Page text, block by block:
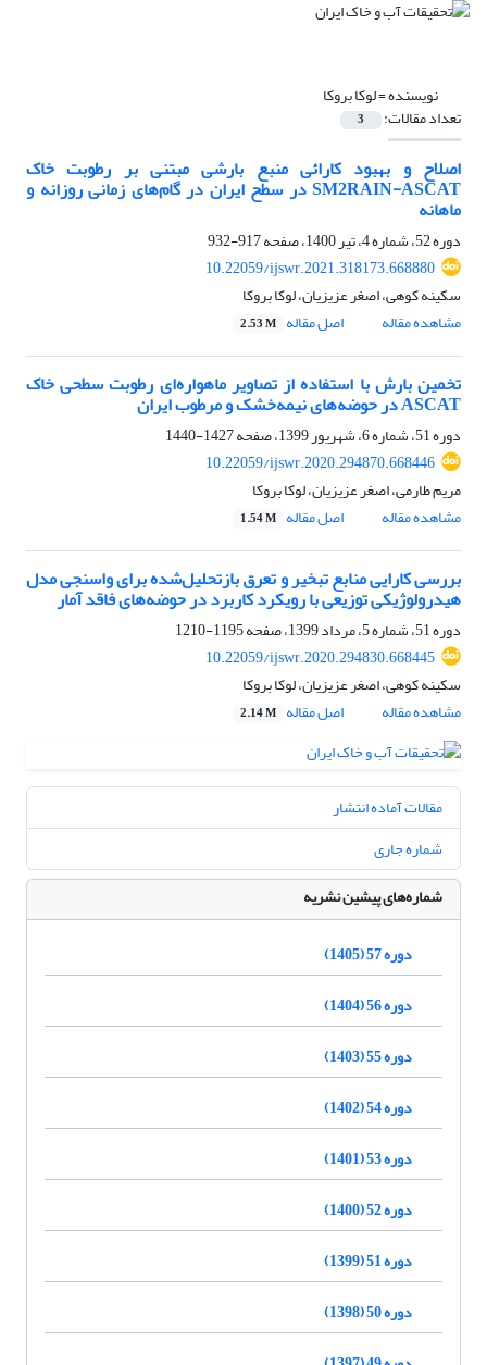
نویسنده =لوکا بروکا
تعداد مقالات: 3
اصلاح و بهبود کارائی منبع بارشی مبتنی بر رطوبت خاک
SM2RAIN-ASCAT در سطح ایران در گام‌های زمانی روزانه و
ماهانه
دوره 52، شماره 4، تیر 1400، صفحه
917-932
10.22059/ijswr.2021.318173.668880
سکینه کوهی، اصغر عزیزیان، لوکا بروکا
مشاهده مقاله
اصل مقاله 2.53 M
تخمین بارش با استفاده از تصاویر ماهواره‌ای رطوبت سطحی خاک
ASCAT در حوضه‌های نیمه‌خشک و مرطوب ایران
دوره 51، شماره 6، شهریور 1399، صفحه
1427-1440
10.22059/ijswr.2020.294870.668446
مریم طارمی، اصغر عزیزیان، لوکا بروکا
مشاهده مقاله
اصل مقاله 1.54 M
بررسی کارایی منابع تبخیر و تعرق بازتحلیل‌شده برای واسنجی مدل‌
هیدرولوژیکی توزیعی با رویکرد کاربرد در حوضه‌های فاقد آمار
دوره 51، شماره 5، مرداد 1399، صفحه
1195-1210
10.22059/ijswr.2020.294830.668445
سکینه کوهی، اصغر عزیزیان، لوکا بروکا
مشاهده مقاله
اصل مقاله 2.14 M
مقالات آماده انتشار
شماره جاری
شماره‌های پیشین نشریه
دوره 57 (1405)
دوره 56 (1404)
دوره 55 (1403)
دوره 54 (1402)
دوره 53 (1401)
دوره 52 (1400)
دوره 51 (1399)
دوره 50 (1398)